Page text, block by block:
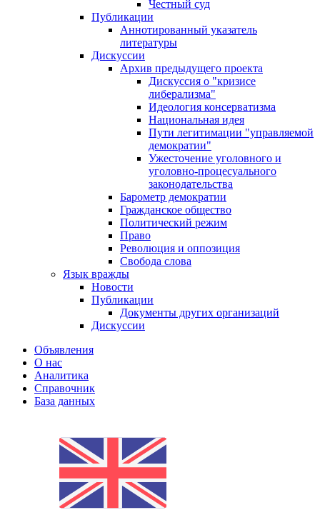
Честный суд
Публикации
Аннотированный указатель
литературы
Дискуссии
Архив предыдущего проекта
Дискуссия о "кризисе
либерализма"
Идеология консерватизма
Национальная идея
Пути легитимации "управляемой
демократии"
Ужесточение уголовного и
уголовно-процесуального
законодательства
Барометр демократии
Гражданское общество
Политический режим
Право
Революция и оппозиция
Свобода слова
Язык вражды
Новости
Публикации
Документы других организаций
Дискуссии
Объявления
О нас
Аналитика
Справочник
База данных